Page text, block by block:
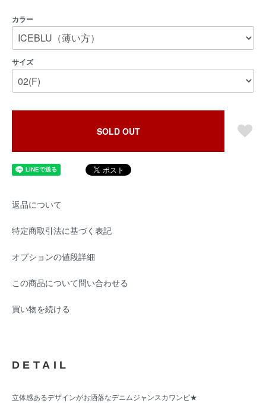
カラー
サイズ
SOLD OUT
返品について
特定商取引法に基づく表記
オプションの値段詳細
この商品について問い合わせる
買い物を続ける
DETAIL
立体感あるデザインがお洒落なデニムジャンスカワンピ★